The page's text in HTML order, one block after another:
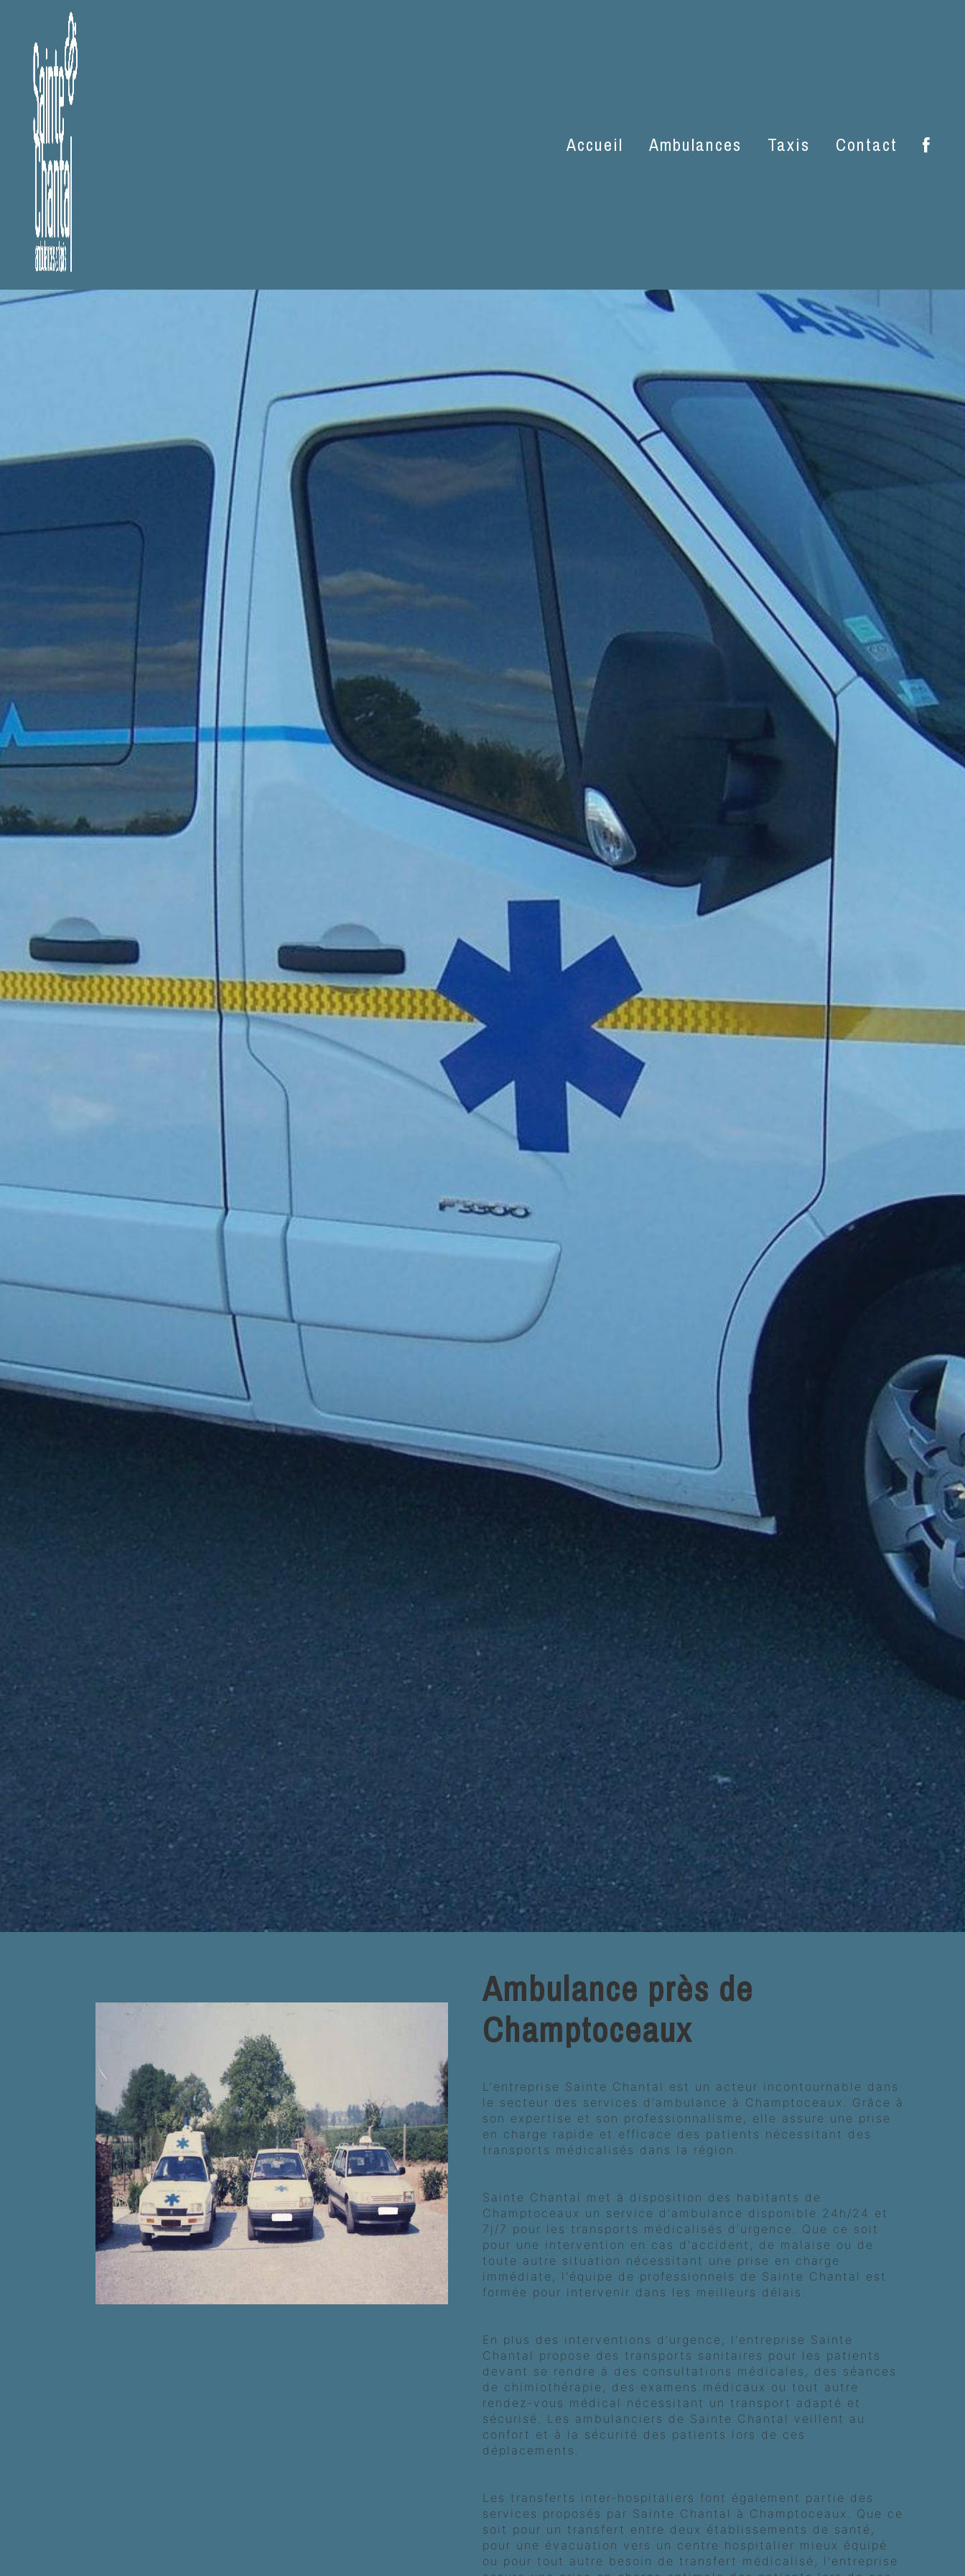
Accueil Ambulances Taxis Contact
Ambulance près de
Champtoceaux
L'entreprise Sainte Chantal est un acteur incontournable dans
le secteur des services d'ambulance à Champtoceaux. Grâce à
son expertise et son professionnalisme, elle assure une prise
en charge rapide et efficace des patients nécessitant des
transports médicalisés dans la région.
Sainte Chantal met à disposition des habitants de
Champtoceaux un service d'ambulance disponible 24h/24 et
7j/7 pour les transports médicalisés d'urgence. Que ce soit
pour une intervention en cas d'accident, de malaise ou de
toute autre situation nécessitant une prise en charge
immédiate, l'équipe de professionnels de Sainte Chantal est
formée pour intervenir dans les meilleurs délais.
En plus des interventions d'urgence, l'entreprise Sainte
Chantal propose des transports sanitaires pour les patients
devant se rendre à des consultations médicales, des séances
de chimiothérapie, des examens médicaux ou tout autre
rendez-vous médical nécessitant un transport adapté et
sécurisé. Les ambulanciers de Sainte Chantal veillent au
confort et à la sécurité des patients lors de ces
déplacements.
Les transferts inter-hospitaliers font également partie des
services proposés par Sainte Chantal à Champtoceaux. Que ce
soit pour un transfert entre deux établissements de santé,
pour une évacuation vers un centre hospitalier mieux équipé
ou pour tout autre besoin de transfert médicalisé, l'entreprise
Panneau de gestion des cookies